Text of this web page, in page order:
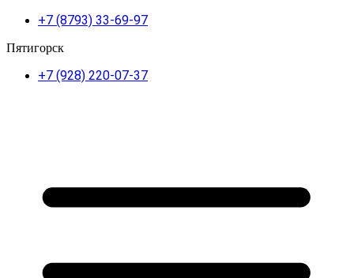
+7 (8793) 33-69-97
Пятигорск
+7 (928) 220-07-37